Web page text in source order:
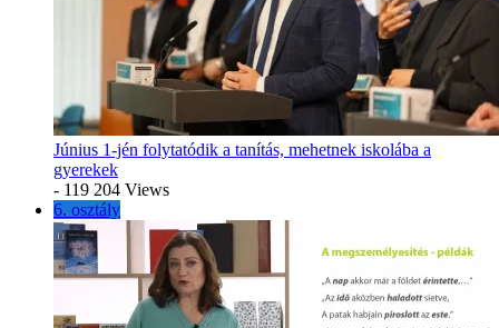
Június 1-jén folytatódik a tanítás, mehetnek iskolába a
gyerekek
- 119 204 Views
6. osztály